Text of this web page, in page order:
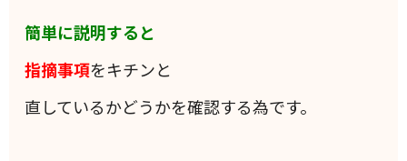
簡単に説明すると
指摘事項をキチンと
直しているかどうかを確認する為です。